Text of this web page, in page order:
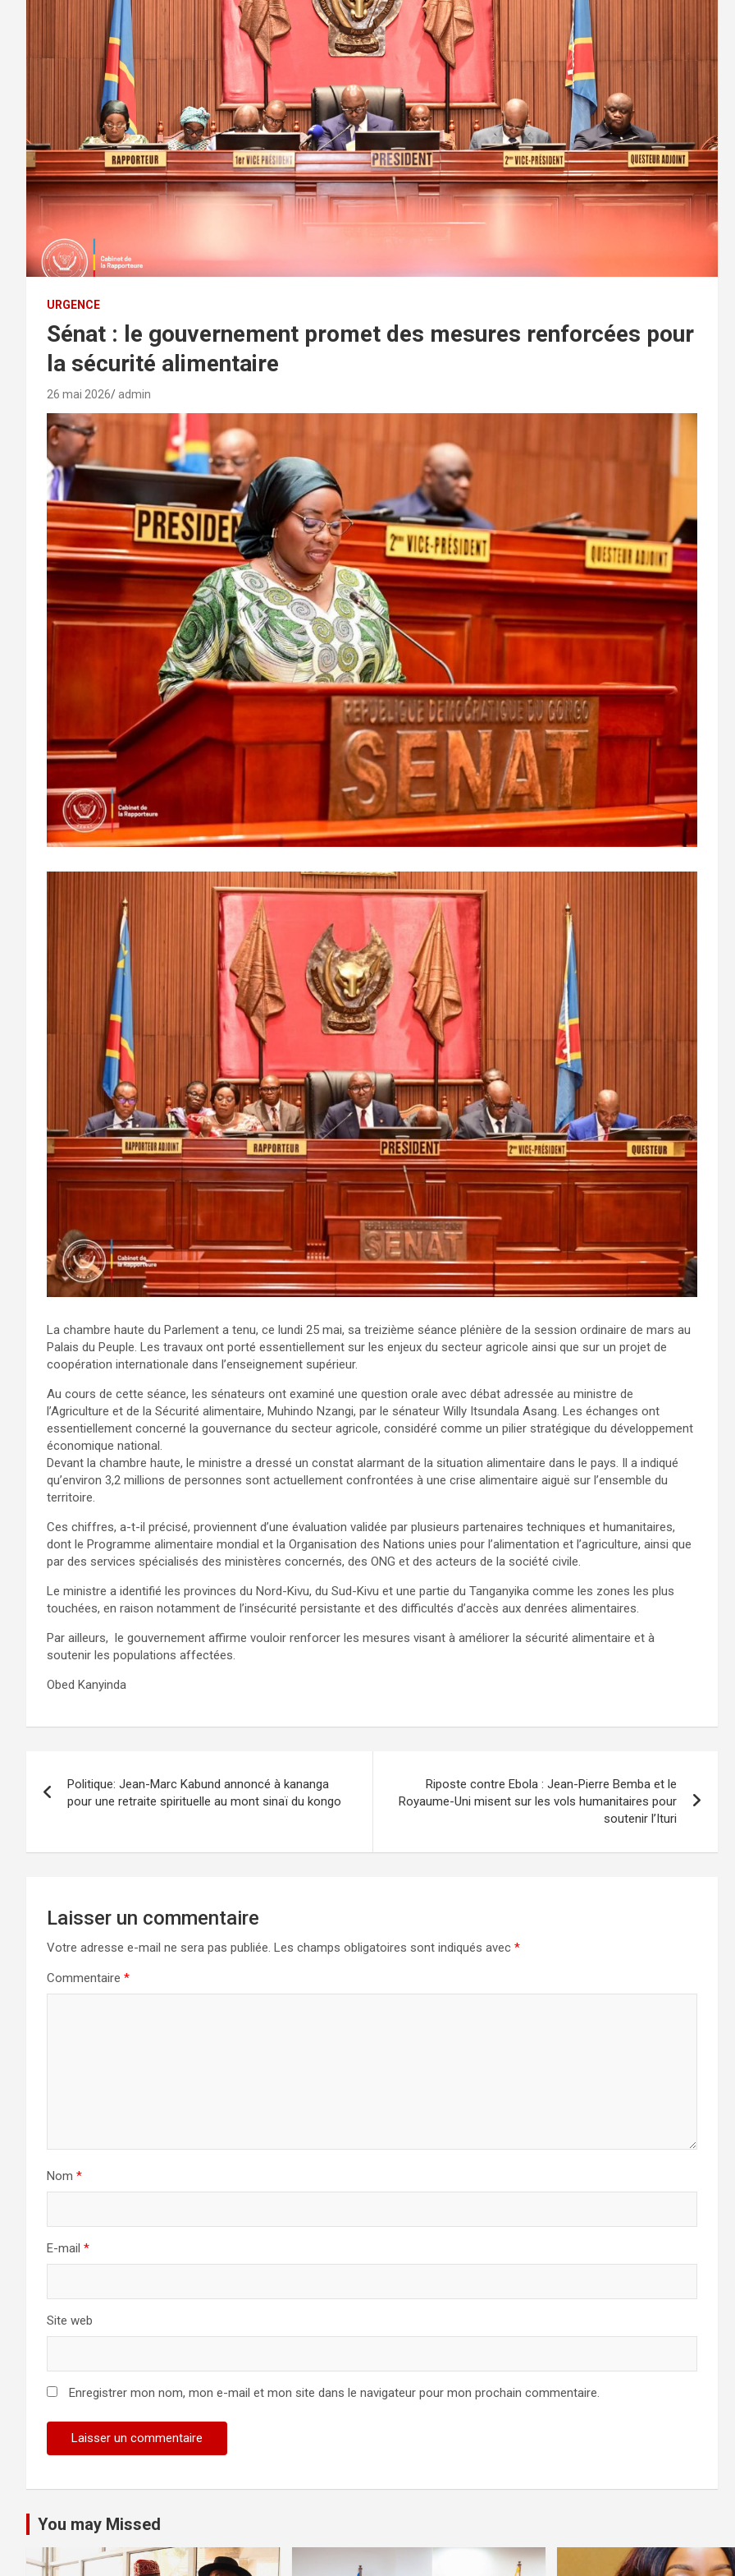
URGENCE
Sénat : le gouvernement promet des mesures renforcées pour
la sécurité alimentaire
26 mai 2026 admin
La chambre haute du Parlement a tenu, ce lundi 25 mai, sa treizième séance plénière de la session ordinaire de mars au
Palais du Peuple. Les travaux ont porté essentiellement sur les enjeux du secteur agricole ainsi que sur un projet de
coopération internationale dans l’enseignement supérieur.
Au cours de cette séance, les sénateurs ont examiné une question orale avec débat adressée au ministre de
l’Agriculture et de la Sécurité alimentaire, Muhindo Nzangi, par le sénateur Willy Itsundala Asang. Les échanges ont
essentiellement concerné la gouvernance du secteur agricole, considéré comme un pilier stratégique du développement
économique national.
Devant la chambre haute, le ministre a dressé un constat alarmant de la situation alimentaire dans le pays. Il a indiqué
qu’environ 3,2 millions de personnes sont actuellement confrontées à une crise alimentaire aiguë sur l’ensemble du
territoire.
Ces chiffres, a-t-il précisé, proviennent d’une évaluation validée par plusieurs partenaires techniques et humanitaires,
dont le Programme alimentaire mondial et la Organisation des Nations unies pour l’alimentation et l’agriculture, ainsi que
par des services spécialisés des ministères concernés, des ONG et des acteurs de la société civile.
Le ministre a identifié les provinces du Nord-Kivu, du Sud-Kivu et une partie du Tanganyika comme les zones les plus
touchées, en raison notamment de l’insécurité persistante et des difficultés d’accès aux denrées alimentaires.
Par ailleurs, le gouvernement affirme vouloir renforcer les mesures visant à améliorer la sécurité alimentaire et à
soutenir les populations affectées.
Obed Kanyinda
de
Politique: Jean-Marc Kabund annoncé à kananga
pour une retraite spirituelle au mont sinaï du kongo
Riposte contre Ebola : Jean-Pierre Bemba et le
Royaume-Uni misent sur les vols humanitaires pour
soutenir l’Ituri
Laisser un commentaire
Votre adresse e-mail ne sera pas publiée. Les champs obligatoires sont indiqués avec *
Commentaire *
Nom *
E-mail *
Site web
Enregistrer mon nom, mon e-mail et mon site dans le navigateur pour mon prochain commentaire.
You may Missed